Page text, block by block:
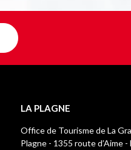
LA PLAGNE
Office de Tourisme de La
Plagne - 1355 route d’Aime -